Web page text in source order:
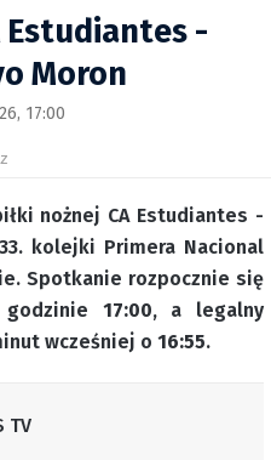
Estudiantes -
Moron
17:00
nożnej CA Estudiantes -
kolejki Primera Nacional
Spotkanie rozpocznie się
17:00, a legalny
wcześniej o 16:55.
TV